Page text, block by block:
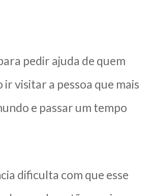
pedir ajuda de quem
ir visitar a pessoa que mais
e passar um tempo
dificulta com que esse